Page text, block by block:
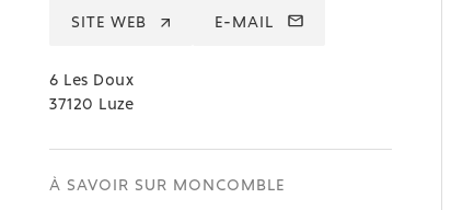
SITE WEB E-MAIL
6 Les Doux
37120 Luze
À SAVOIR SUR MONCOMBLE